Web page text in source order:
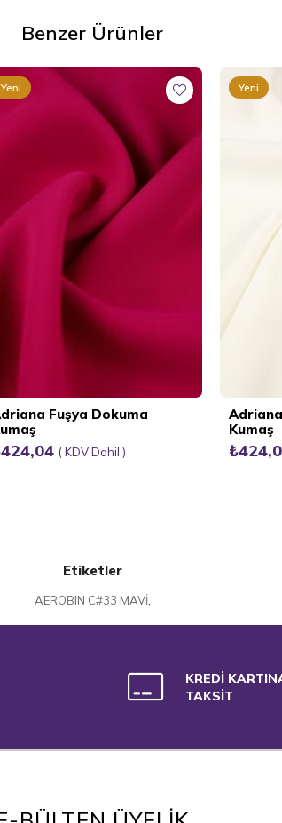
Benzer Ürünler
Fuşya Dokuma
KDV Dahil
Yeni
Kumaş
Yeni
Etiketler
AEROBIN C#33 MAVİ,
KREDİ
TAKSİT